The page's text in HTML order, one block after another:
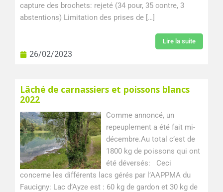
capture des brochets: rejeté (34 pour, 35 contre, 3
abstentions) Limitation des prises de […]
Lire la suite
26/02/2023
Lâché de carnassiers et poissons blancs
2022
Comme annoncé, un
repeuplement a été fait mi-
décembre.Au total c’est de
1800 kg de poissons qui ont
été déversés: Ceci
concerne les différents lacs gérés par l’AAPPMA du
Faucigny: Lac d’Ayze est : 60 kg de gardon et 30 kg de